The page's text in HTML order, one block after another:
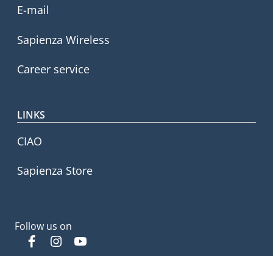
E-mail
Sapienza Wireless
Career service
LINKS
CIAO
Sapienza Store
Follow us on
FacebookInstagram